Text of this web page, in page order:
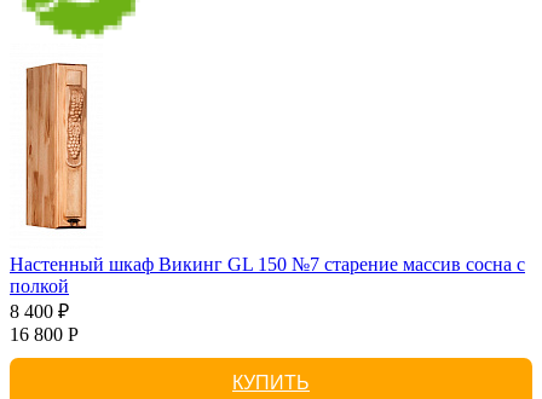
Настенный шкаф Викинг GL 150 №7 старение массив сосна с
полкой
8 400 ₽
16 800 Р
КУПИТЬ